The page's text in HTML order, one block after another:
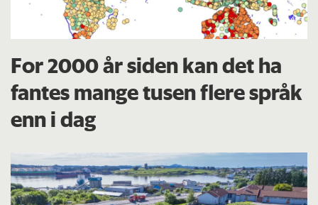
For 2000 år siden kan det ha
fantes mange tusen flere språk
enn i dag